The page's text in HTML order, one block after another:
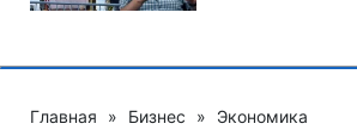
Главная » Бизнес » Экономика